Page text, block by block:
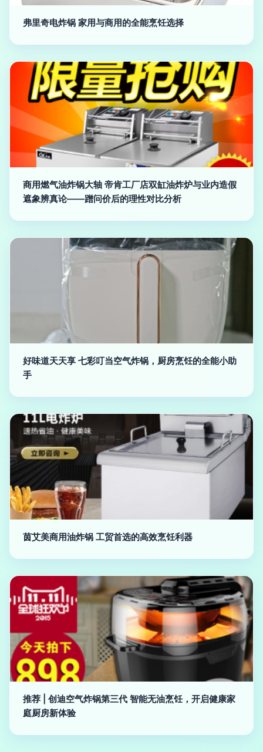
弗里奇电炸锅 家用与商用的全能烹饪选择
商用燃气油炸锅大轴 帝肯工厂店双缸油炸炉与业内造假
遮象辨真论——蹭问价后的理性对比分析
好味道天天享 七彩叮当空气炸锅，厨房烹饪的全能小助
手
茵艾美商用油炸锅 工贸首选的高效烹饪利器
推荐 | 创迪空气炸锅第三代 智能无油烹饪，开启健康家
庭厨房新体验